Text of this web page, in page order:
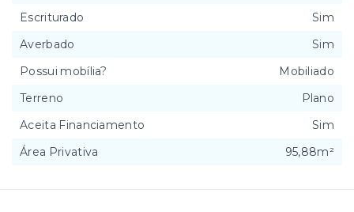
Escriturado
Sim
Averbado
Sim
Possui mobília?
Mobiliado
Terreno
Plano
Aceita Financiamento
Sim
Área Privativa
95,88m²